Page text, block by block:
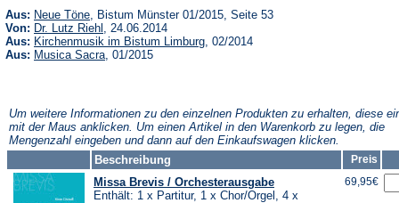
Aus: Neue Töne(Öffnet
in
einem
neuen
Tab)
, Bistum Münster 01/2015, Seite 53
Von: Dr. Lutz Riehl
(Öffnet
in
einem
neuen
, 24.06.2014
Aus: Kirchenmusik im Bistum Limburg(Öffnet
, 02/2014
Aus: Musica Sacra(Öffnet
, 01/2015
Um weitere Informationen zu den einzelnen Produkten zu erhalten, diese
mit der Maus anklicken. Um einen Artikel in den Warenkorb zu legen, die
Mengenzahl eingeben und dann auf den Einkaufswagen klicken.
Beschreibung
Preis
Missa Brevis / Orchesterausgabe
Enthält: 1 x Partitur, 1 x Chor/Orgel, 4 x
69,95€